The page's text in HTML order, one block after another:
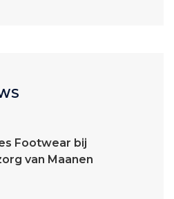
Footwear bij
van Maanen